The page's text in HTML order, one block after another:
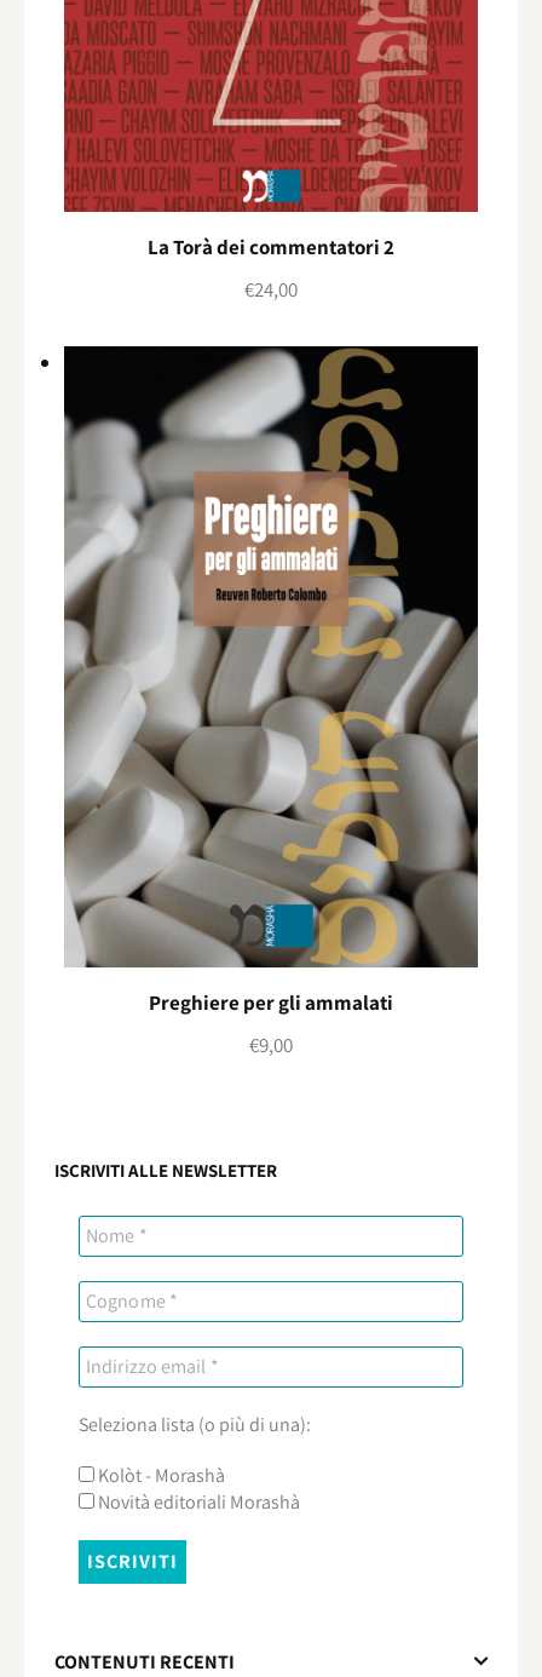
La Torà dei commentatori 2
€24,00
Preghiere per gli ammalati
€9,00
ISCRIVITI ALLE NEWSLETTER
Seleziona lista (o più di una):
Kolòt - Morashà
Novità editoriali Morashà
CONTENUTI RECENTI